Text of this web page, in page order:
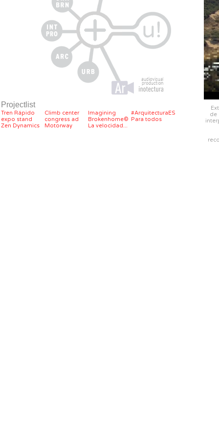
Projectlist
Tren Rápido Climb center Imagining
#ArquitecturaES
expo stand
congress ad Brokenhome© Para todos
Zen Dynamics
Motorway La velocidad...
de